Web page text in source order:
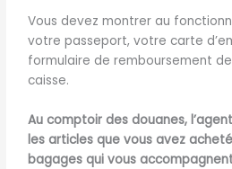
Vous devez montrer au
votre passeport, votre carte
formulaire de remboursement
caisse.
Au comptoir des douanes,
les articles que vous avez
bagages qui vous